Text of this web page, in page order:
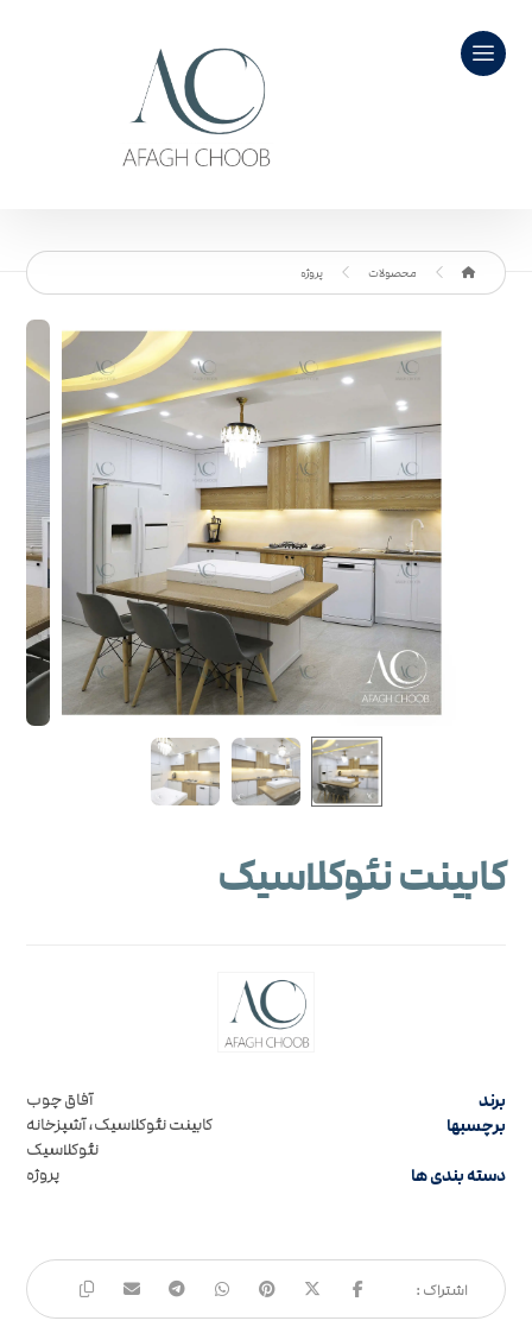
محصولات پروژه
کابینت نئوکلاسیک
برند آفاق چوب
برچسبها
کابینت نئوکلاسیک، آشپزخانه
نئوکلاسیک
دسته بندی ها پروژه